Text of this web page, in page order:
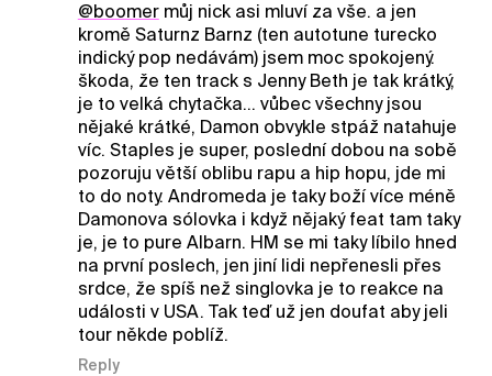
@boomermůj nick asi mluví za vše. a jen
kromě Saturnz Barnz (ten autotune turecko
indický pop nedávám) jsem moc spokojený.
škoda, že ten track s Jenny Beth je tak krátký,
je to velká chytačka... vůbec všechny jsou
nějaké krátké, Damon obvykle stpáž natahuje
víc. Staples je super, poslední dobou na sobě
pozoruju větší oblibu rapu a hip hopu, jde mi
to do noty. Andromeda je taky boží více méně
Damonova sólovka i když nějaký feat tam taky
je, je to pure Albarn. HM se mi taky líbilo hned
na první poslech, jen jiní lidi nepřenesli přes
srdce, že spíš než singlovka je to reakce na
události v USA. Tak teď už jen doufat aby jeli
tour někde poblíž.
Reply